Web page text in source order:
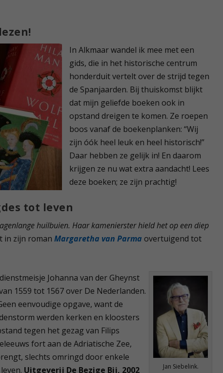
In Alkmaar wandel ik mee met een
gids, die in het historische centrum
honderduit vertelt over de strijd tegen
de Spanjaarden. Bij thuiskomst blijkt
dat mijn geliefde boeken ook in
opstand dreigen te komen. Ze roepen
boos vanaf de boekenplanken: “Wij
zijn óók heel leuk en heel historisch!”
Daar hebben ze gelijk in! En daarom
krijgen ze nu wat extra aandacht! Lees
deze boeken; ze zijn prachtig!
tot leven
huilbuien. Haar kamenierster hield het op een diep
in zijn romanMargaretha van Parma overtuigend tot
Jan Siebelink.
Johanna van der Gheynst
1559 tot 1567 over De Nederlanden.
eenvoudige opgave, want de
werden kerken en kloosters
tegen het gezag van Filips
fort aan de Adriatische Zee,
slechts omringd door enkele
Uitgeverij De Bezige Bij, 2002